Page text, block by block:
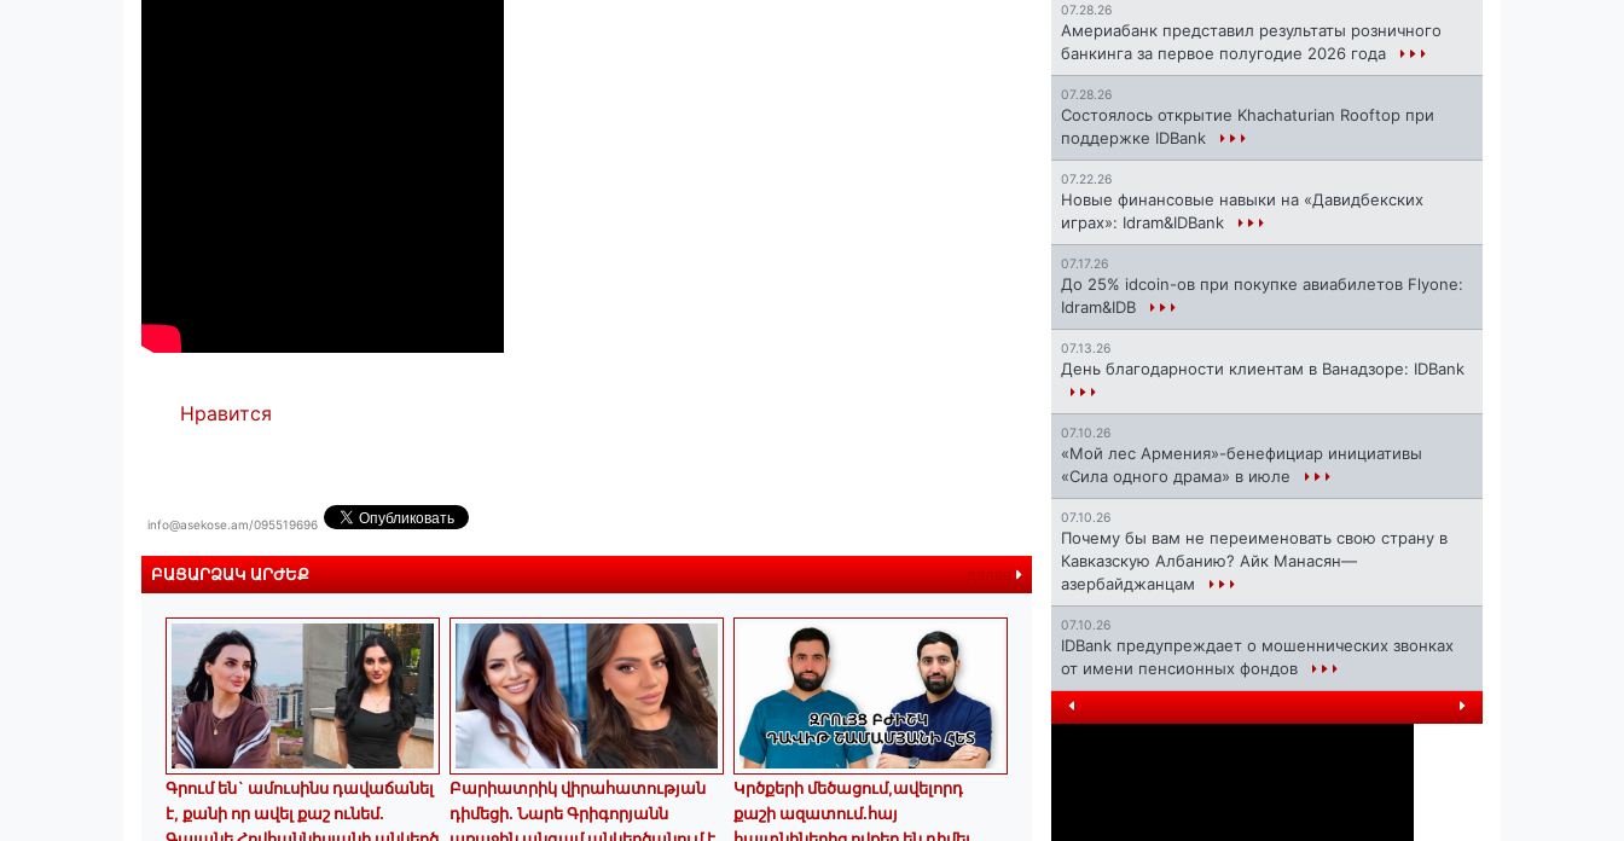
Нравится
info@asekose.am/095519696
ԲԱՑԱՐՁԱԿ ԱՐԺԵՔ далее
Գրում են` ամուսինս դավաճանել
է, քանի որ ավել քաշ ունեմ.
Բարիատրիկ վիրահատության
դիմեցի. Նարե Գրիգորյանն
Կրծքերի մեծացում,ավելորդ
քաշի ազատում.հայ
07.28.26
Америабанк представил результаты розничного
банкинга за первое полугодие 2026 года
07.28.26
Состоялось открытие Khachaturian Rooftop при
поддержке IDBank
07.22.26
Новые финансовые навыки на «Давидбекских
играх»: Idram&IDBank
07.17.26
До 25% idcoin-ов при покупке авиабилетов Flyone:
Idram&IDB
07.13.26
День благодарности клиентам в Ванадзоре: IDBank
07.10.26
«Мой лес Армения»-бенефициар инициативы
«Сила одного драма» в июле
07.10.26
Почему бы вам не переименовать свою страну в
Кавказскую Албанию? Айк Манасян—
азербайджанцам
07.10.26
IDBank предупреждает о мошеннических звонках
от имени пенсионных фондов